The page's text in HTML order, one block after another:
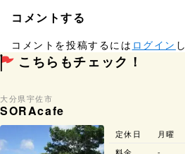
コメントする
コメントを投稿するには ログイン
こちらもチェック！
大分県宇佐市
SORAcafe
定休日
月曜